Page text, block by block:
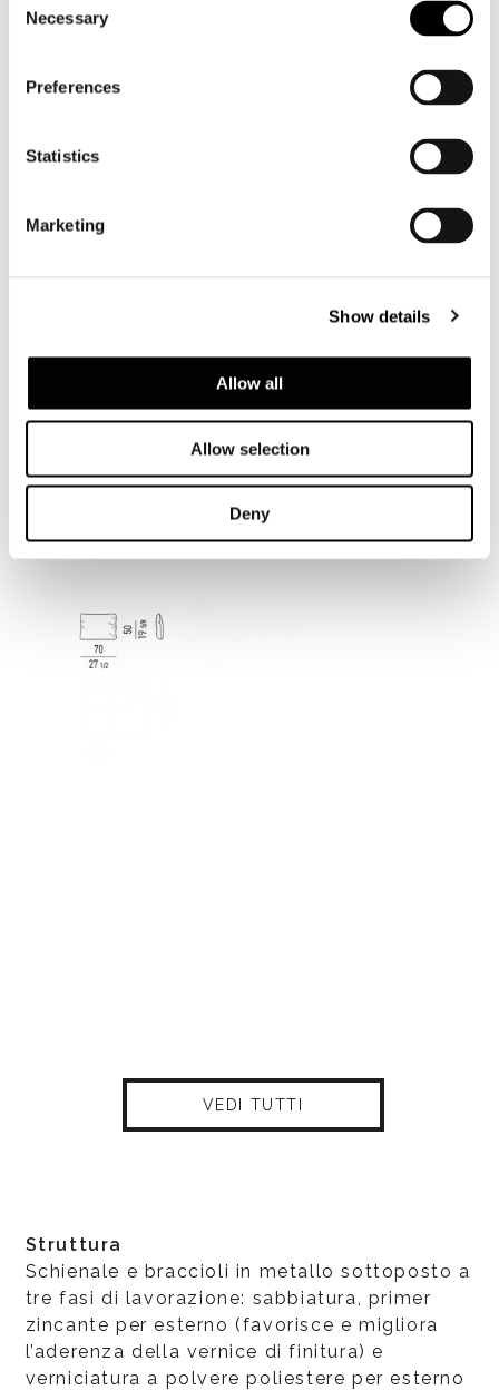
Selection
Necessary
Preferences
Statistics
Marketing
Show details
Allow all
Allow selection
Deny
CUSCINO SCHIENALE OPTIONAL CM 70X50
VEDI TUTTI
Struttura
Schienale e braccioli in metallo sottoposto a
tre fasi di lavorazione: sabbiatura, primer
zincante per esterno (favorisce e migliora
l’aderenza della vernice di finitura) e
verniciatura a polvere poliestere per esterno